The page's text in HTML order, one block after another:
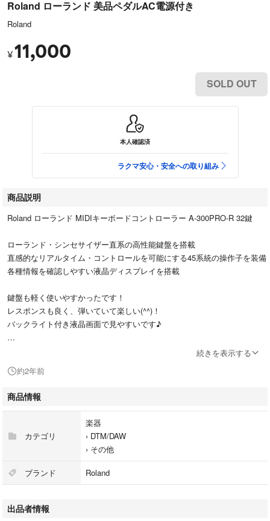
Roland ローランド 美品ペダルAC電源付き
Roland
¥11,000
SOLD OUT
本人確認済
ラクマ安心・安全への取り組み
商品説明
Roland ローランド MIDIキーボードコントローラー A-300PRO-R 32鍵
ローランド・シンセサイザー直系の高性能鍵盤を搭載
直感的なリアルタイム・コントロールを可能にする45系統の操作子を装備
各種情報を確認しやすい液晶ディスプレイを搭載
鍵盤も軽く使いやすかったです！
レスポンスも良く、弾いていて楽しい(^^)！
バックライト付き液晶画面で見やすいです♪
ドライバーは公式ホームページより無料でダウンロード可能です(^^)
※パソコンなどに繋いで使用するMIDIキーボードです。
単体では音は出ませんのでご注意下さい。
ご利用の際には、お持ちのDAWソフトウェアや音源ソフトウェアと組み合
付属品：取り扱い説明書
■仕様
・コントローラー：パッド（A1-A8)、ボタン（L1-L9、B1-B4）、つまみ
続きを表示する
約2年前
商品情報
カテゴリ
楽器
› DTM/DAW
› その他
ブランド Roland
出品者情報